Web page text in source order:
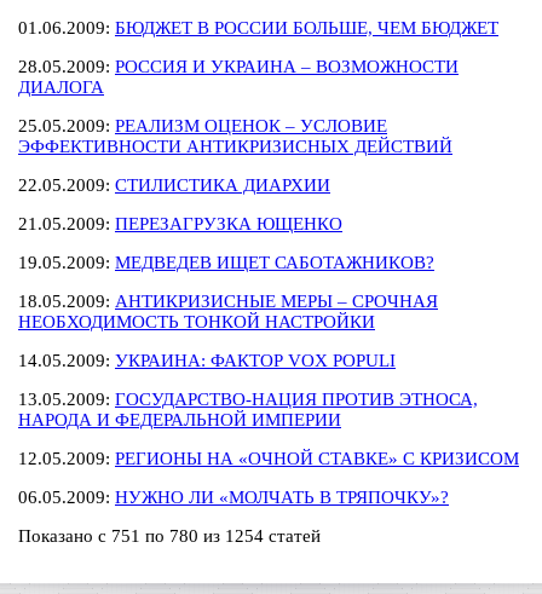
01.06.2009: БЮДЖЕТ В РОССИИ БОЛЬШЕ, ЧЕМ БЮДЖЕТ
28.05.2009: РОССИЯ И УКРАИНА – ВОЗМОЖНОСТИ
ДИАЛОГА
25.05.2009: РЕАЛИЗМ ОЦЕНОК – УСЛОВИЕ
ЭФФЕКТИВНОСТИ АНТИКРИЗИСНЫХ ДЕЙСТВИЙ
22.05.2009: СТИЛИСТИКА ДИАРХИИ
21.05.2009: ПЕРЕЗАГРУЗКА ЮЩЕНКО
19.05.2009: МЕДВЕДЕВ ИЩЕТ САБОТАЖНИКОВ?
18.05.2009: АНТИКРИЗИСНЫЕ МЕРЫ – СРОЧНАЯ
НЕОБХОДИМОСТЬ ТОНКОЙ НАСТРОЙКИ
14.05.2009: УКРАИНА: ФАКТОР VOX POPULI
13.05.2009: ГОСУДАРСТВО-НАЦИЯ ПРОТИВ ЭТНОСА,
НАРОДА И ФЕДЕРАЛЬНОЙ ИМПЕРИИ
12.05.2009: РЕГИОНЫ НА «ОЧНОЙ СТАВКЕ» С КРИЗИСОМ
06.05.2009: НУЖНО ЛИ «МОЛЧАТЬ В ТРЯПОЧКУ»?
Показано с 751 по 780 из 1254 статей